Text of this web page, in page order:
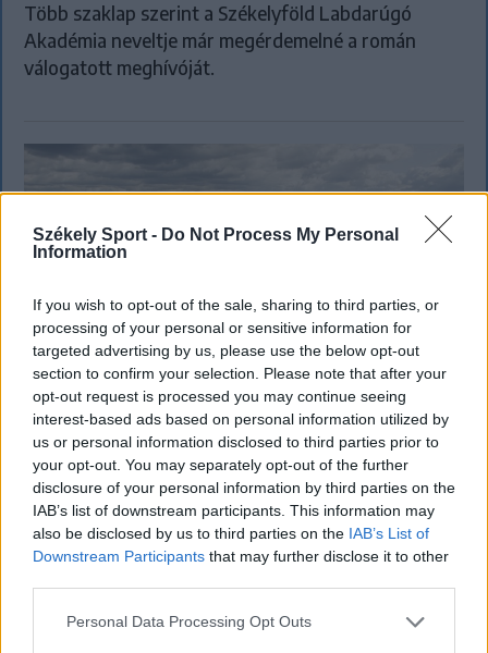
Székely Sport - Do Not Process My Personal
Information
If you wish to opt-out of the sale, sharing to third parties, or
processing of your personal or sensitive information for
targeted advertising by us, please use the below opt-out
section to confirm your selection. Please note that after your
opt-out request is processed you may continue seeing
interest-based ads based on personal information utilized by
us or personal information disclosed to third parties prior to
your opt-out. You may separately opt-out of the further
disclosure of your personal information by third parties on the
IAB’s list of downstream participants. This information may
also be disclosed by us to third parties on the IAB’s List of
Downstream Participants that may further disclose it to other
Personal Data Processing Opt Outs
Több szaklap szerint a Székelyföld Labdarúgó
Akadémia neveltje már megérdemelné a román
válogatott meghívóját.
SZÉKELYHON
Tömegverekedés lett a szűk
mezőgazdasági úti vitából Csatószegen
Kórházba szállítottak több embert, mezőgazdasági
munkagépek rongálódtak meg, és ideiglenes védelmi